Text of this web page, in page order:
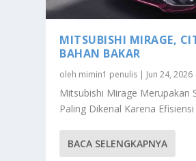
MITSUBISHI MIRAGE,
BAHAN BAKAR
oleh mimin1 penulis | Jun 24, 2026
Mitsubishi Mirage Merupakan
Paling Dikenal Karena Efisiensi
BACA SELENGKAPNYA